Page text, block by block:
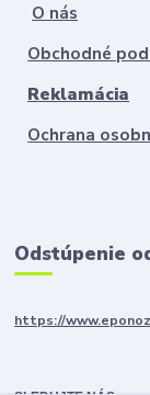
O nás
Obchodné
Reklamácia
Ochrana
Odstúpenie
https://